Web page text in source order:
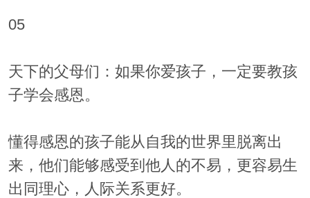
05
天下的父母们：如果你爱孩子，一定要教孩
子学会感恩。
懂得感恩的孩子能从自我的世界里脱离出
来，他们能够感受到他人的不易，更容易生
出同理心，人际关系更好。